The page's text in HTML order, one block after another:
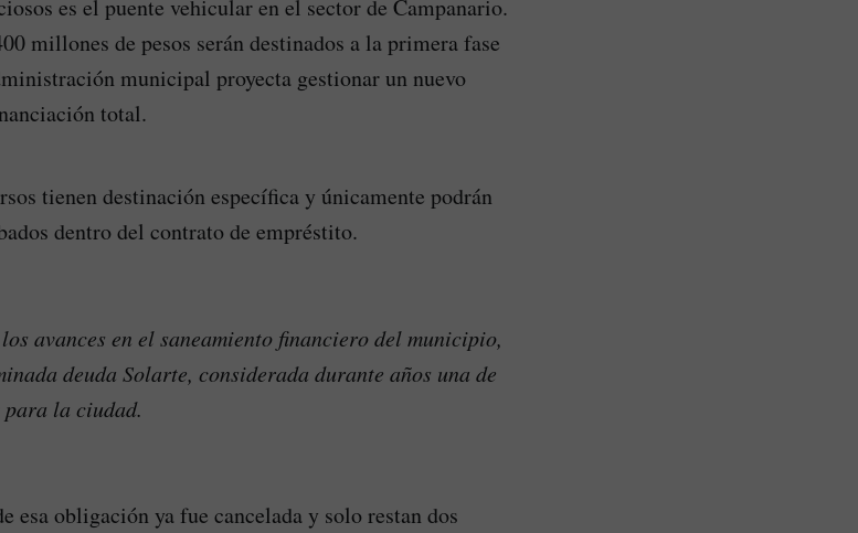
es el puente vehicular en el sector de Campanario.
millones de pesos serán destinados a la primera fase
municipal proyecta gestionar un nuevo
total.
tienen destinación específica y únicamente podrán
dentro del contrato de empréstito.
avances en el saneamiento financiero del municipio,
deuda Solarte, considerada durante años una de
para la ciudad.
esa obligación ya fue cancelada y solo restan dos